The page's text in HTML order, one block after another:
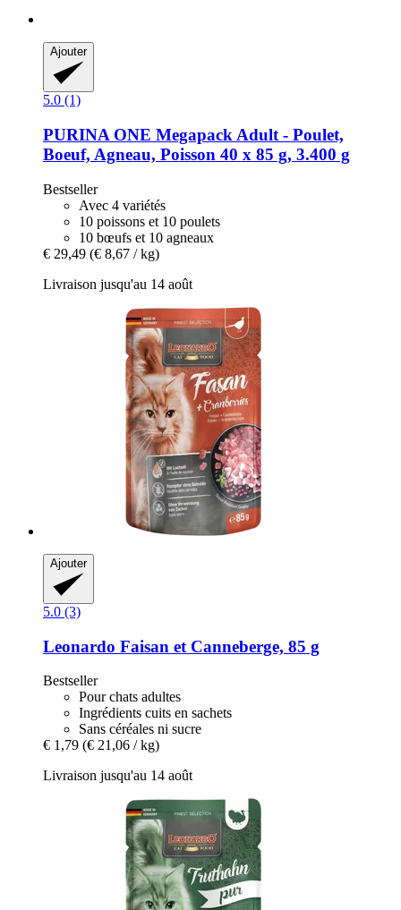
Ajouter
5.0 (1)
PURINA ONE Megapack Adult -​ Poulet,
Boeuf, Agneau, Poisson 40 x 85 g, 3.400 g
Bestseller
Avec 4 variétés
10 poissons et 10 poulets
10 bœufs et 10 agneaux
€ 29,49 (€ 8,67 / kg)
Livraison jusqu'au 14 août
Ajouter
5.0 (3)
Leonardo Faisan et Canneberge, 85 g
Bestseller
Pour chats adultes
Ingrédients cuits en sachets
Sans céréales ni sucre
€ 1,79 (€ 21,06 / kg)
Livraison jusqu'au 14 août